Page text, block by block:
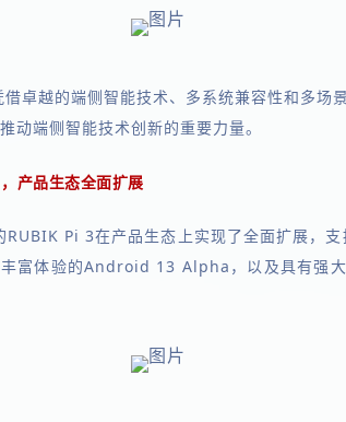
卓越的端侧智能技术、多系统兼容性和多场
动端侧智能技术创新的重要力量。
产品生态全面扩展
Pi 3在产品生态上实现了全面扩展，
富体验的Android 13 Alpha，以及具有强